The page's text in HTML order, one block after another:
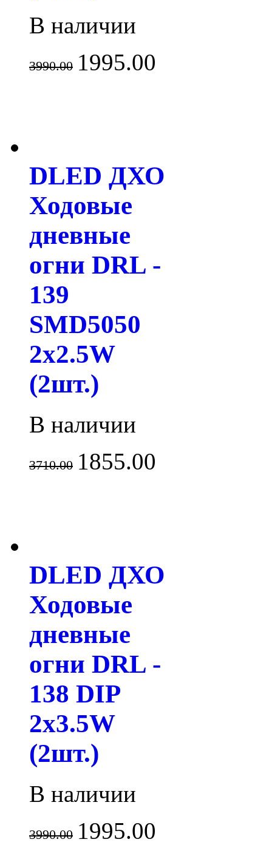
В наличии
3990.00 1995.00
DLED ДХО
Ходовые
дневные
огни DRL -
139
SMD5050
2x2.5W
(2шт.)
В наличии
3710.00 1855.00
DLED ДХО
Ходовые
дневные
огни DRL -
138 DIP
2x3.5W
(2шт.)
В наличии
3990.00 1995.00